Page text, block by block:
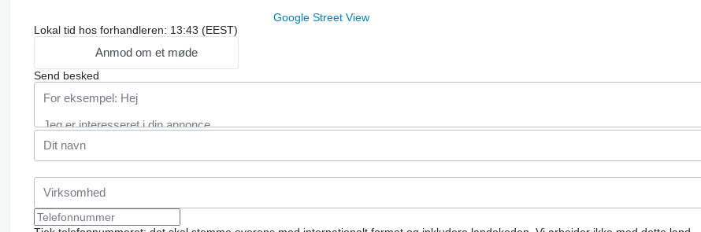
Google Street View
Lokal tid hos forhandleren: 13:43 (EEST)
Anmod om et møde
Send besked